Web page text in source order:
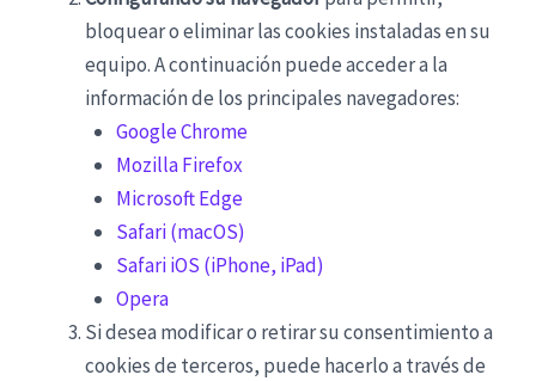
bloquear o eliminar las cookies instaladas en su
equipo. A continuación puede acceder a la
información de los principales navegadores:
Google Chrome
Mozilla Firefox
Microsoft Edge
Safari (macOS)
Safari iOS (iPhone, iPad)
Opera
Si desea modificar o retirar su consentimiento a
cookies de terceros, puede hacerlo a través de